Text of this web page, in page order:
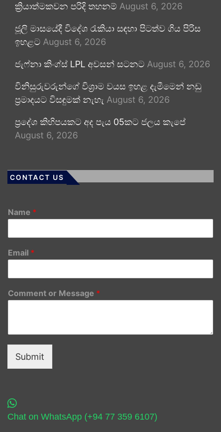
ක්‍රියාත්මකවන පරිදි තහනම් August 6, 2026
ජූලි මාසයේදී විදේශ රැකියා සඳහා පිටත්ව ගිය පිරිස
ඉහළට August 6, 2026
ජැෆ්නා කිංග්ස් LPL අවසන් සටනට August 6, 2026
විනිසුරුවරුන්ගේ විශ්‍රාම වයස ඉහළ දැමීමෙන් නඩු
ප්‍රමාදයට විසඳුමක් නැහැ August 6, 2026
ප්‍රදේශ කිහිපයකට අද පැය 05කට ජලය කැපේ
August 6, 2026
CONTACT US
Name *
Email *
Comment or Message *
Submit
Chat on WhatsApp (+94 77 359 6107)